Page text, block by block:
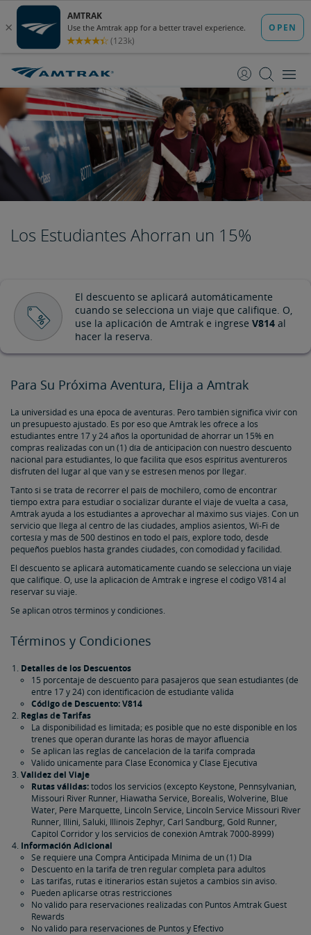
Contenido
Navegación
Los Estudiantes Ahorran un 15%
El descuento se aplicará automáticamente
cuando se selecciona un viaje que califique. O,
use la aplicación de Amtrak e ingreseV814 al
hacer la reserva.
Para Su Próxima Aventura, Elija a Amtrak
La universidad es una época de aventuras. Pero también significa vivir con
un presupuesto ajustado. Es por eso que Amtrak les ofrece a los
estudiantes entre 17 y 24 años la oportunidad de ahorrar un 15% en
compras realizadas con un (1) día de anticipación con nuestro descuento
nacional para estudiantes, lo que facilita que esos espíritus aventureros
disfruten del lugar al que van y se estresen menos por llegar.
Tanto si se trata de recorrer el país de mochilero, como de encontrar
tiempo extra para estudiar o socializar durante el viaje de vuelta a casa,
Amtrak ayuda a los estudiantes a aprovechar al máximo sus viajes. Con un
servicio que llega al centro de las ciudades, amplios asientos, Wi-Fi de
cortesía y más de 500 destinos en todo el país, explore todo, desde
pequeños pueblos hasta grandes ciudades, con comodidad y facilidad.
El descuento se aplicará automáticamente cuando se selecciona un viaje
que califique. O, use la aplicación de Amtrak e ingrese el código V814 al
reservar su viaje.
Se aplican otros términos y condiciones.
Términos y Condiciones
Detalles de los Descuentos
15 porcentaje de descuento para pasajeros que sean estudiantes (de
entre 17 y 24) con identificación de estudiante válida
Código de Descuento: V814
Reglas de Tarifas
La disponibilidad es limitada; es posible que no esté disponible en los
trenes que operan durante las horas de mayor afluencia
Se aplican las reglas de cancelación de la tarifa comprada
Válido únicamente para Clase Económica y Clase Ejecutiva
Validez del Viaje
Rutas válidas:todos los servicios (excepto Keystone, Pennsylvanian,
Missouri River Runner, Hiawatha Service, Borealis, Wolverine, Blue
Water, Pere Marquette, Lincoln Service, Lincoln Service Missouri River
Runner, Illini, Saluki, Illinois Zephyr, Carl Sandburg, Gold Runner,
Capitol Corridor​​​​​​​ y los servicios de conexión Amtrak 7000-8999)
Información Adicional
Se requiere una Compra Anticipada Mínima de un (1) Día
Descuento en la tarifa de tren regular completa para adultos
Las tarifas, rutas e itinerarios están sujetos a cambios sin aviso.
Pueden aplicarse otras restricciones
No válido para reservaciones realizadas con Puntos Amtrak Guest
Rewards
No válido para reservaciones de Puntos y Efectivo